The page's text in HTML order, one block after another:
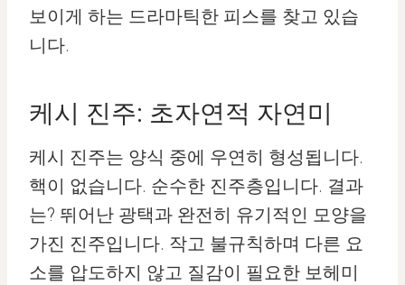
보이게 하는 드라마틱한 피스를 찾고 있습
니다.
케시 진주: 초자연적 자연미
케시 진주는 양식 중에 우연히 형성됩니다.
핵이 없습니다. 순수한 진주층입니다. 결과
는? 뛰어난 광택과 완전히 유기적인 모양을
가진 진주입니다. 작고 불규칙하며 다른 요
소를 압도하지 않고 질감이 필요한 보헤미